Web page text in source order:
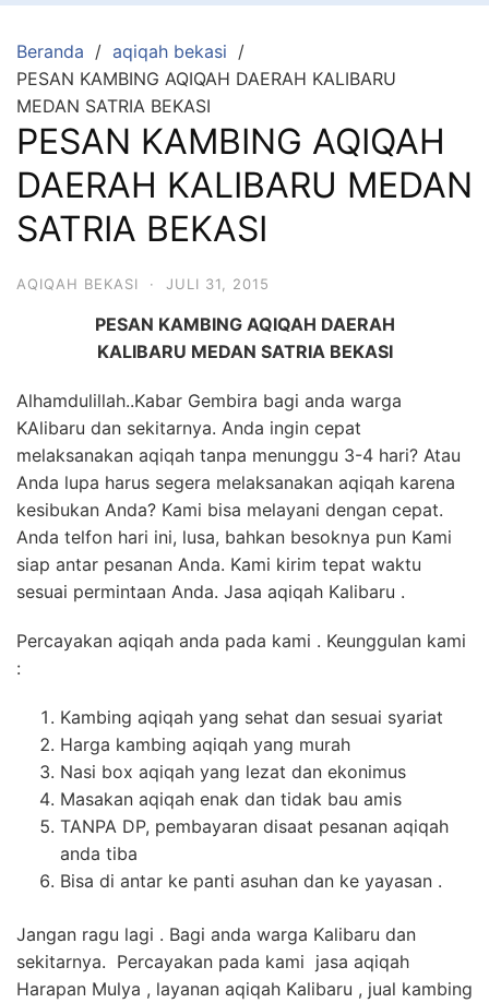
Beranda
aqiqah bekasi
PESAN KAMBING AQIQAH DAERAH KALIBARU
MEDAN SATRIA BEKASI
PESAN KAMBING AQIQAH
DAERAH KALIBARU MEDAN
SATRIA BEKASI
AQIQAH BEKASI · JULI 31, 2015
PESAN KAMBING AQIQAH DAERAH
KALIBARU MEDAN SATRIA BEKASI
Alhamdulillah..Kabar Gembira bagi anda warga
KAlibaru dan sekitarnya. Anda ingin cepat
melaksanakan aqiqah tanpa menunggu 3-4 hari? Atau
Anda lupa harus segera melaksanakan aqiqah karena
kesibukan Anda? Kami bisa melayani dengan cepat.
Anda telfon hari ini, lusa, bahkan besoknya pun Kami
siap antar pesanan Anda. Kami kirim tepat waktu
sesuai permintaan Anda. Jasa aqiqah Kalibaru .
Percayakan aqiqah anda pada kami . Keunggulan kami
:
Kambing aqiqah yang sehat dan sesuai syariat
Harga kambing aqiqah yang murah
Nasi box aqiqah yang lezat dan ekonimus
Masakan aqiqah enak dan tidak bau amis
TANPA DP, pembayaran disaat pesanan aqiqah
anda tiba
Bisa di antar ke panti asuhan dan ke yayasan .
Jangan ragu lagi . Bagi anda warga Kalibaru dan
sekitarnya. Percayakan pada kami jasa aqiqah
Harapan Mulya , layanan aqiqah Kalibaru , jual kambing